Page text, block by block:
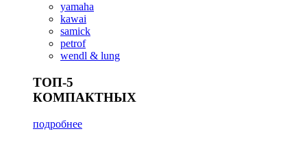
yamaha
kawai
samick
petrof
wendl & lung
ТОП-5
КОМПАКТНЫХ
подробнее